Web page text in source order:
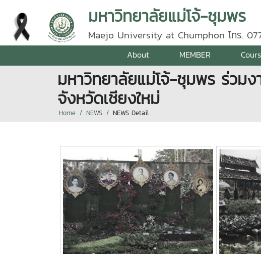
มหาวิทยาลัยแม่โจ้-ชุมพร
Maejo University at Chumphon โทร.
About MEMBER
มหาวิทยาลัยแม่โจ้-ชุมพร ร่วม
จังหวัดเชียงใหม่
Home NEWS NEWS Detail